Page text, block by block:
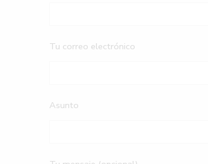
Tu correo electrónico
Asunto